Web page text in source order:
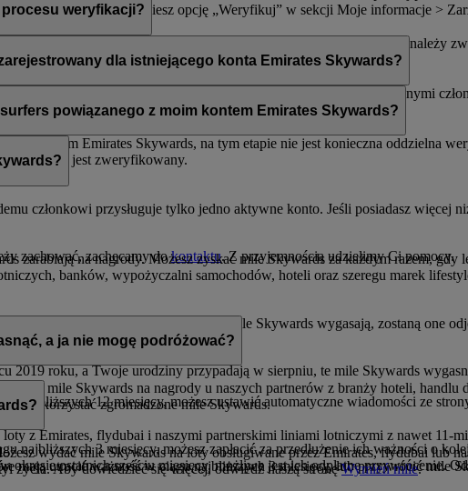
górnym rogu ekranu.
Emirates. Znajdziesz opcję „Weryfikuj” w sekcji Moje informacje >
weryfikacji?
po zweryfikowaniu obecnego adresu. Po wprowadzeniu tej zmiany należy
dla istniejącego konta Emirates Skywards?
adres e-mail. Jeśli Twój adres e-mail jest współdzielony z innymi
Skontaktuj się z nami, aby uzyskać pomoc.
powiązanego z moim kontem Emirates Skywards?
kontem Emirates Skywards, na tym etapie nie jest konieczna oddzielna
Skywards jest zweryfikowany.
członkowi przysługuje tylko jedno aktywne konto. Jeśli posiadasz więcej
zachować, zachęcamy dokontaktu. Z przyjemnością udzielimy Ci pomocy.
zarabiają na nagrody. Możesz zyskać mile Skywards za każdym razem, gdy
banków, wypożyczalni samochodów, hoteli oraz szeregu marek
W roku kalendarzowym, w którym mile Skywards wygasają, zostaną one
2019 roku, a Twoje urodziny przypadają w sierpniu, te mile Skywards
najbliższych 12 miesięcy, możesz ustawić automatyczne wiadomości ze
najbliższych 3 miesięcy, możesz zapłacić za przedłużenie ich ważności o
okresie ostatnich sześciu miesięcy, możliwe jest ich odpłatne przywrócenie.
a ja nie mogę podróżować?
mile Skywards na nagrody u naszych partnerów z branży hoteli,
wykorzystać zgromadzone mile Skywards.
z Emirates, flydubai i naszymi partnerskimi liniami lotniczymi z nawet 11-
mają utracić ważność w ciągu najbliższych 3 miesięcy, lub przywrócić mile
wydać mile Skywards na loty obsługiwane przez Emirates, flydubai lub
życia. Aby dowiedzieć się więcej, odwiedź naszą stronęWymień mile.